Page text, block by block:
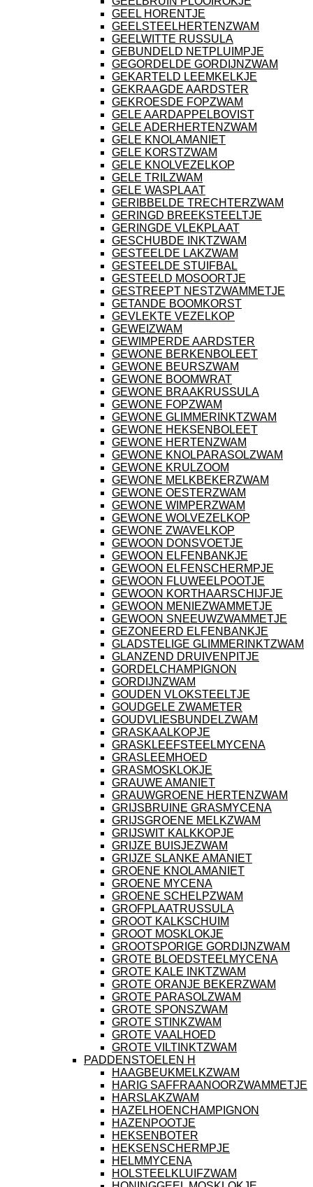
GEEL HORENTJE
GEELSTEELHERTENZWAM
GEELWITTE RUSSULA
GEBUNDELD NETPLUIMPJE
GEGORDELDE GORDIJNZWAM
GEKARTELD LEEMKELKJE
GEKRAAGDE AARDSTER
GEKROESDE FOPZWAM
GELE AARDAPPELBOVIST
GELE ADERHERTENZWAM
GELE KNOLAMANIET
GELE KORSTZWAM
GELE KNOLVEZELKOP
GELE TRILZWAM
GELE WASPLAAT
GERIBBELDE TRECHTERZWAM
GERINGD BREEKSTEELTJE
GERINGDE VLEKPLAAT
GESCHUBDE INKTZWAM
GESTEELDE LAKZWAM
GESTEELDE STUIFBAL
GESTEELD MOSOORTJE
GESTREEPT NESTZWAMMETJE
GETANDE BOOMKORST
GEVLEKTE VEZELKOP
GEWEIZWAM
GEWIMPERDE AARDSTER
GEWONE BERKENBOLEET
GEWONE BEURSZWAM
GEWONE BOOMWRAT
GEWONE BRAAKRUSSULA
GEWONE FOPZWAM
GEWONE GLIMMERINKTZWAM
GEWONE HEKSENBOLEET
GEWONE HERTENZWAM
GEWONE KNOLPARASOLZWAM
GEWONE KRULZOOM
GEWONE MELKBEKERZWAM
GEWONE OESTERZWAM
GEWONE WIMPERZWAM
GEWONE WOLVEZELKOP
GEWONE ZWAVELKOP
GEWOON DONSVOETJE
GEWOON ELFENBANKJE
GEWOON ELFENSCHERMPJE
GEWOON FLUWEELPOOTJE
GEWOON KORTHAARSCHIJFJE
GEWOON MENIEZWAMMETJE
GEWOON SNEEUWZWAMMETJE
GEZONEERD ELFENBANKJE
GLADSTELIGE GLIMMERINKTZWAM
GLANZEND DRUIVENPITJE
GORDELCHAMPIGNON
GORDIJNZWAM
GOUDEN VLOKSTEELTJE
GOUDGELE ZWAMETER
GOUDVLIESBUNDELZWAM
GRASKAALKOPJE
GRASKLEEFSTEELMYCENA
GRASLEEMHOED
GRASMOSKLOKJE
GRAUWE AMANIET
GRAUWGROENE HERTENZWAM
GRIJSBRUINE GRASMYCENA
GRIJSGROENE MELKZWAM
GRIJSWIT KALKKOPJE
GRIJZE BUISJEZWAM
GRIJZE SLANKE AMANIET
GROENE KNOLAMANIET
GROENE MYCENA
GROENE SCHELPZWAM
GROFPLAATRUSSULA
GROOT KALKSCHUIM
GROOT MOSKLOKJE
GROOTSPORIGE GORDIJNZWAM
GROTE BLOEDSTEELMYCENA
GROTE KALE INKTZWAM
GROTE ORANJE BEKERZWAM
GROTE PARASOLZWAM
GROTE SPONSZWAM
GROTE STINKZWAM
GROTE VAALHOED
GROTE VILTINKTZWAM
PADDENSTOELEN H
HAAGBEUKMELKZWAM
HARIG SAFFRAANOORZWAMMETJE
HARSLAKZWAM
HAZELHOENCHAMPIGNON
HAZENPOOTJE
HEKSENBOTER
HEKSENSCHERMPJE
HELMMYCENA
HOLSTEELKLUIFZWAM